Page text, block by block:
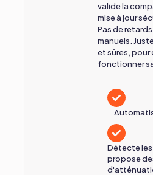
valide la
mise à jour
Pas de
manuels.
et sûres,
fonctionner
Détecte
propose